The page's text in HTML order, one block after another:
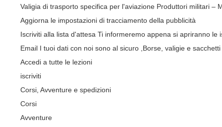
Valigia di trasporto specifica per l'aviazione Produttori militari –
Aggiorna le impostazioni di tracciamento della pubblicità
Iscriviti alla lista d'attesa Ti informeremo appena si apriranno le
Email I tuoi dati con noi sono al sicuro ,Borse, valigie e
Accedi a tutte le lezioni
iscriviti
Corsi, Avventure e spedizioni
Corsi
Avventure